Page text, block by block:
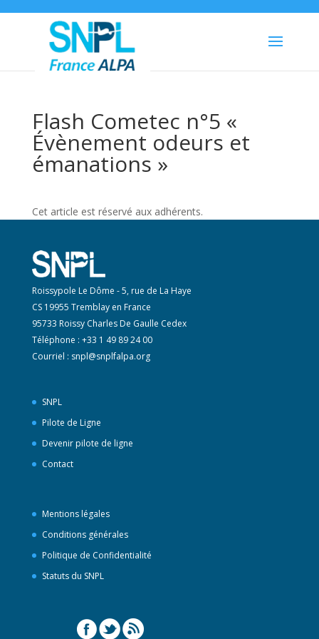
Flash Cometec n°5 «
Évènement odeurs et
émanations »
Cet article est réservé aux adhérents.
Roissypole Le Dôme - 5, rue de La Haye
CS 19955 Tremblay en France
95733 Roissy Charles De Gaulle Cedex
Téléphone : +33 1 49 89 24 00
Courriel : snpl@snplfalpa.org
SNPL
Pilote de Ligne
Devenir pilote de ligne
Contact
Mentions légales
Conditions générales
Politique de Confidentialité
Statuts du SNPL